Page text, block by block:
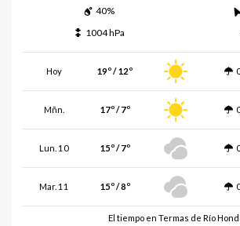
40%
1004 hPa
Hoy 19º / 12º
Mñn. 17º / 7º
Lun. 10 15º / 7º
Mar. 11 15º / 8º
El tiempo en Termas de Río